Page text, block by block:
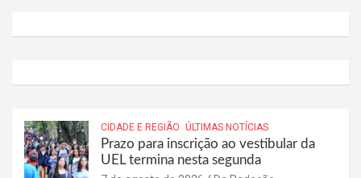
CIDADE E REGIÃO ÚLTIMAS NOTÍCIAS
Prazo para inscrição ao vestibular da
UEL termina nesta segunda